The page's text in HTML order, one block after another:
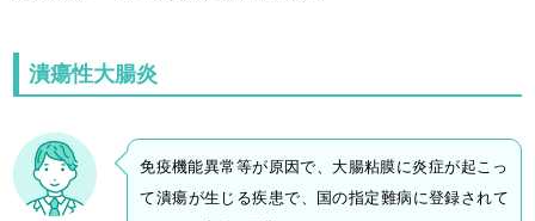
潰瘍性大腸炎
免疫機能異常等が原因で、大腸粘膜に炎症が起こっ
て潰瘍が生じる疾患で、国の指定難病に登録されて